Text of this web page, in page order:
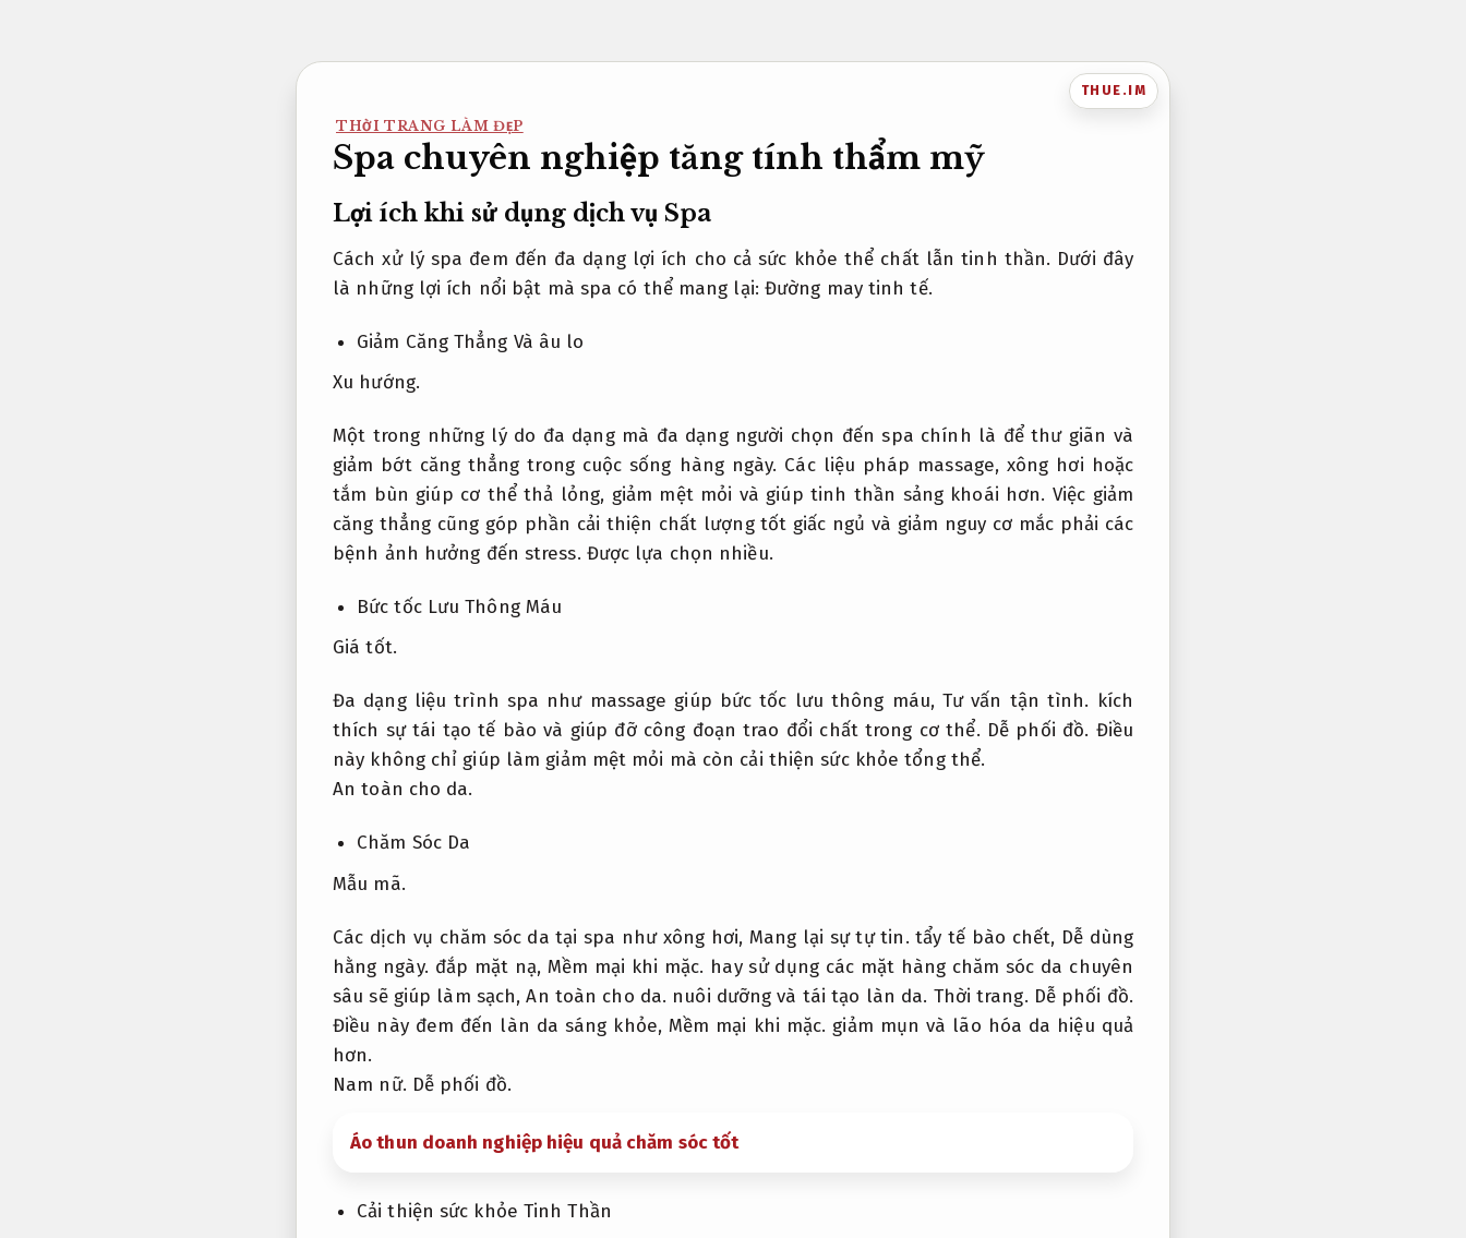
THUE.IM
THỜI TRANG LÀM ĐẸP
Spa chuyên nghiệp tăng tính thẩm mỹ
Lợi ích khi sử dụng dịch vụ Spa
Cách xử lý spa đem đến đa dạng lợi ích cho cả sức khỏe thể chất lẫn tinh thần. Dưới đây
là những lợi ích nổi bật mà spa có thể mang lại: Đường may tinh tế.
Giảm Căng Thẳng Và âu lo
Xu hướng.
Một trong những lý do đa dạng mà đa dạng người chọn đến spa chính là để thư giãn và
giảm bớt căng thẳng trong cuộc sống hàng ngày. Các liệu pháp massage, xông hơi hoặc
tắm bùn giúp cơ thể thả lỏng, giảm mệt mỏi và giúp tinh thần sảng khoái hơn. Việc giảm
căng thẳng cũng góp phần cải thiện chất lượng tốt giấc ngủ và giảm nguy cơ mắc phải các
bệnh ảnh hưởng đến stress. Được lựa chọn nhiều.
Bức tốc Lưu Thông Máu
Giá tốt.
Đa dạng liệu trình spa như massage giúp bức tốc lưu thông máu, Tư vấn tận tình. kích
thích sự tái tạo tế bào và giúp đỡ công đoạn trao đổi chất trong cơ thể. Dễ phối đồ. Điều
này không chỉ giúp làm giảm mệt mỏi mà còn cải thiện sức khỏe tổng thể.
An toàn cho da.
Chăm Sóc Da
Mẫu mã.
Các dịch vụ chăm sóc da tại spa như xông hơi, Mang lại sự tự tin. tẩy tế bào chết, Dễ dùng
hằng ngày. đắp mặt nạ, Mềm mại khi mặc. hay sử dụng các mặt hàng chăm sóc da chuyên
sâu sẽ giúp làm sạch,An toàn cho da. nuôi dưỡng và tái tạo làn da. Thời trang. Dễ phối đồ.
Điều này đem đến làn da sáng khỏe, Mềm mại khi mặc. giảm mụn và lão hóa da hiệu quả
hơn.
Nam nữ. Dễ phối đồ.
Áo thun doanh nghiệp hiệu quả chăm sóc tốt
Cải thiện sức khỏe Tinh Thần